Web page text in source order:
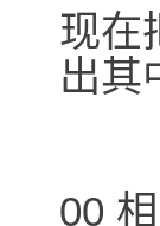
现在
出其
00